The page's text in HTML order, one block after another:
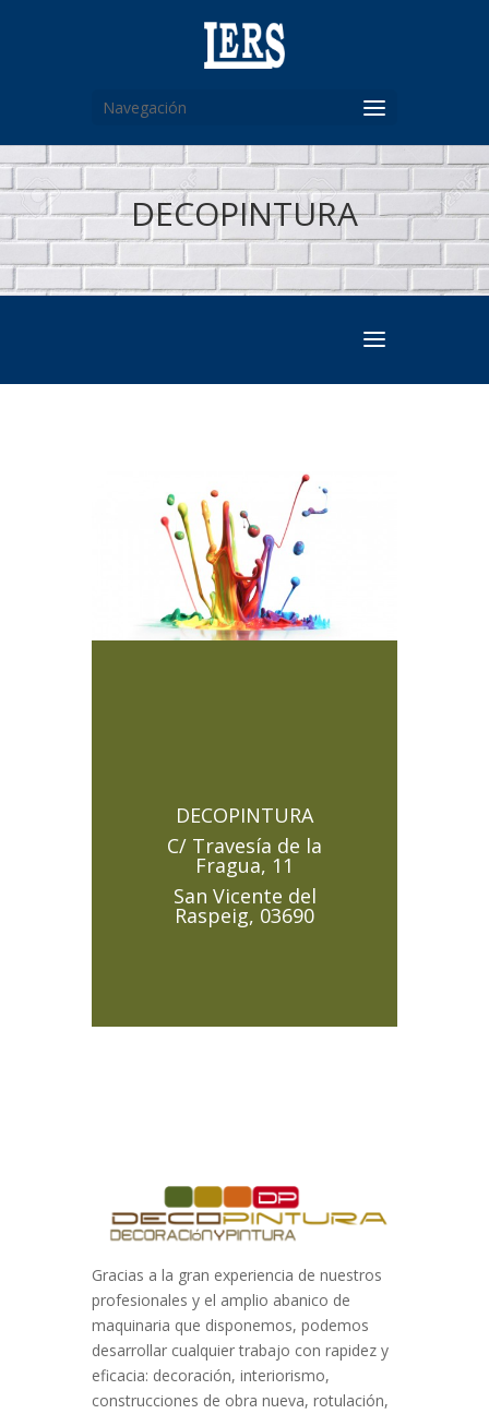
Navegación
DECOPINTURA
DECOPINTURA
C/ Travesía de la
Fragua, 11
San Vicente del
Raspeig, 03690
Gracias a la gran experiencia de nuestros
profesionales y el amplio abanico de
maquinaria que disponemos, podemos
desarrollar cualquier trabajo con rapidez y
eficacia: decoración, interiorismo,
construcciones de obra nueva, rotulación,